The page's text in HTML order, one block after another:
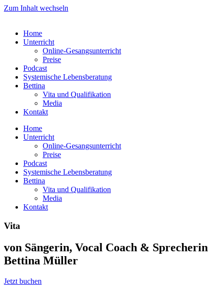
Zum Inhalt wechseln
Home
Unterricht
Online-Gesangsunterricht
Preise
Podcast
Systemische Lebensberatung
Bettina
Vita und Qualifikation
Media
Kontakt
Home
Unterricht
Online-Gesangsunterricht
Preise
Podcast
Systemische Lebensberatung
Bettina
Vita und Qualifikation
Media
Kontakt
Vita
von Sängerin, Vocal Coach & Sprecherin
Bettina Müller
Jetzt buchen